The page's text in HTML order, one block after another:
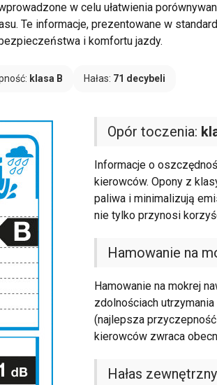
w celu ułatwienia
Te informacje, prezentowane w
i komfortu jazdy.
klasa B Hałas: 71 decybeli
Opór toczenia:
Informacje o
kierowców. Opony z
paliwa i minimalizują
nie tylko przynosi
Hamowanie na
Hamowanie na mokrej
zdolnościach
(najlepsza
kierowców zwraca
Hałas